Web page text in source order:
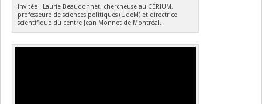
Invitée : Laurie Beaudonnet, chercheuse au CÉRIUM,
professeure de sciences politiques (UdeM) et directrice
scientifique du centre Jean Monnet de Montréal.